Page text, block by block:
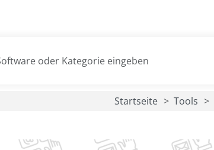
Startseite Tools